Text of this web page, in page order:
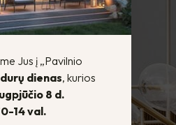
NAMUS
Jus į „Pavilnio
dienas, kurios
8 d.
14 val.